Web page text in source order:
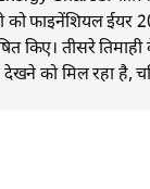
को फाइनेंशियल ईयर
किए। तीसरे
देखने को मिल रहा है,